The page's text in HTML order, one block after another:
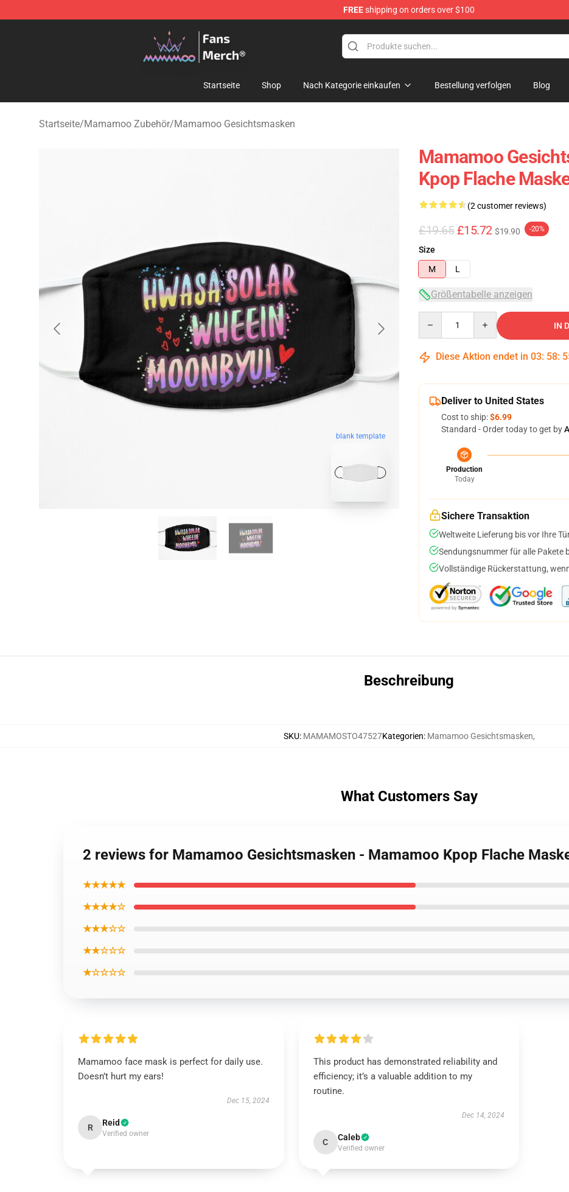
FREEshipping on orders over $100
Mamamoo Store - Official Mamamoo Merchandise Shop
Startseite Shop Nach Kategorie einkaufen Bestellung verfolgen Blog
Startseite/Mamamoo Zubehör/Mamamoo Gesichtsmasken
blank template
Mamamoo
Kpop Flache
(2 customer reviews)
£19.65 £15.72 $19.90 -20%
Size
M
L
Größentabelle anzeigen
IN
Diese Aktion endet in 03: 58:
Deliver to United States
Cost to ship:$6.99
Standard - Order today to get by
Production
Today
Sichere Transaktion
Weltweite Lieferung bis vor Ihre
Sendungsnummer für alle Pakete
Vollständige Rückerstattung,
Beschreibung
SKU: MAMAMOSTO47527Kategorien: Mamamoo Gesichtsmasken,
What Customers Say
2 reviews for Mamamoo Gesichtsmasken - Mamamoo Kpop Flache
★★★★★
★★★★☆
★★★☆☆
★★☆☆☆
★☆☆☆☆
Mamamoo face mask is perfect for daily use.
Doesn’t hurt my ears!
Dec 15, 2024
R Reid
Verified owner
This product has demonstrated reliability and
efficiency; it’s a valuable addition to my
routine.
Dec 14, 2024
C Caleb
Verified owner